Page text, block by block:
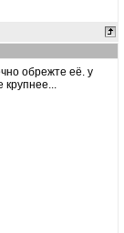
обрежте её. у
крупнее...